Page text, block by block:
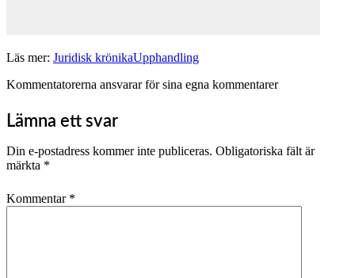
Läs mer: Juridisk krönikaUpphandling
Kommentatorerna ansvarar för sina egna kommentarer
Lämna ett svar
Din e-postadress kommer inte publiceras. Obligatoriska fält är
märkta *
Kommentar *